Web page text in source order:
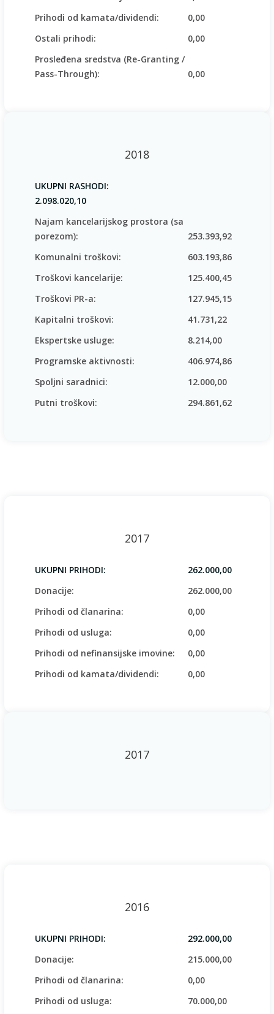
Prihodi od kamata/dividendi:
0,00
Ostali prihodi:
0,00
Prosleđena sredstva (Re-Granting /
Pass-Through):
0,00
2018
UKUPNI RASHODI:
2.098.020,10
Najam kancelarijskog prostora (sa
porezom):
253.393,92
Komunalni troškovi:
603.193,86
Troškovi kancelarije:
125.400,45
Troškovi PR-a:
127.945,15
Kapitalni troškovi:
41.731,22
Ekspertske usluge:
8.214,00
Programske aktivnosti:
406.974,86
Spoljni saradnici:
12.000,00
Putni troškovi:
294.861,62
2017
UKUPNI PRIHODI:
262.000,00
Donacije:
262.000,00
Prihodi od članarina:
0,00
Prihodi od usluga:
0,00
Prihodi od nefinansijske imovine:
0,00
Prihodi od kamata/dividendi:
0,00
2017
2016
UKUPNI PRIHODI:
292.000,00
Donacije:
215.000,00
Prihodi od članarina:
0,00
Prihodi od usluga:
70.000,00